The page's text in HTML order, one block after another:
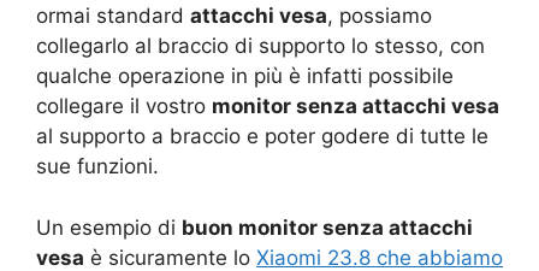
ormai standard attacchi vesa, possiamo
collegarlo al braccio di supporto lo stesso, con
qualche operazione in più è infatti possibile
collegare il vostro monitor senza attacchi vesa
al supporto a braccio e poter godere di tutte le
sue funzioni.
Un esempio di buon monitor senza attacchi
vesa è sicuramente lo Xiaomi 23.8 che abbiamo